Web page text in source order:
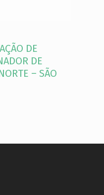
DE
DE
– SÃO